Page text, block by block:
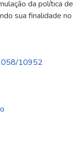
da política de
sua finalidade no
10952